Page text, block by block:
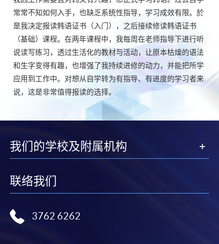
常常不知如何入手，也缺乏系统性指导，学习成效有限。於
是我决定报读韩语证书（入门），之后接续修读韩语证书
（基础）课程。在两年课程中，我每周在老师指导下进行听
说读写练习，透过生活化的教材与活动，让原本枯燥的语法
和生字变得有趣，也增强了我持续进修的动力，并能把所学
应用到工作中。对想从自学转为有指导、有进度的学习者来
说，这是非常值得报读的选择。
我们的学校及附属机构
联络我们
3762 6262